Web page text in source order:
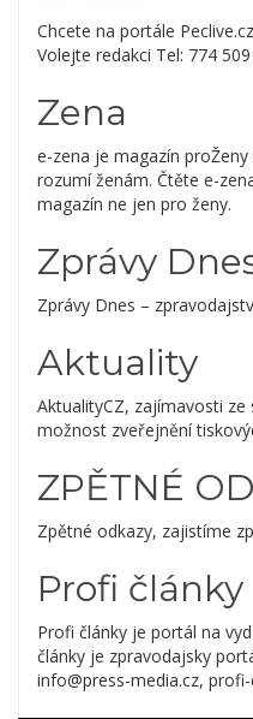
Chcete na portále
Volejte redakci Tel: 774
Zena
e-zena je magazín
rozumí ženám. Čtěte e-
magazín ne jen pro ženy.
Zprávy
Zprávy Dnes –
Aktuality
AktualityCZ, zajímavosti ze
možnost zveřejnění
ZPĚTNÉ
Zpětné odkazy, zajistíme
Profi články
Profi články je portál na
články je zpravodajsky
info@press-media.cz,